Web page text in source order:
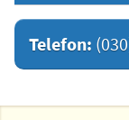
Telefon: